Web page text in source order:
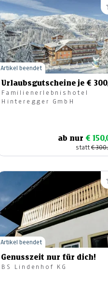
Urlaubsgutscheine je €
Familienerlebnishotel
Hinteregger GmbH
ab nur €
statt€
Artikel beendet
Genusszeit nur für dich!
BS Lindenhof KG
Artikel beendet